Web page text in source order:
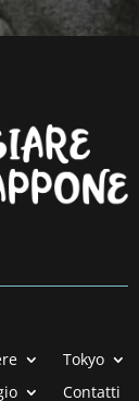
Tokyo
Contatti